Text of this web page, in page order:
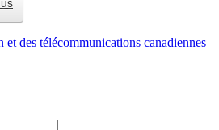
des télécommunications canadiennes